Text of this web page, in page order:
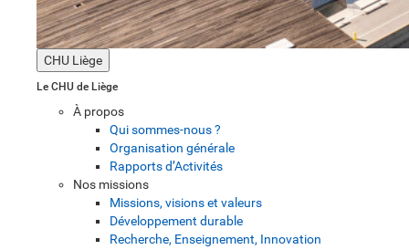
CHU Liège
Le CHU de Liège
À propos
Qui sommes-nous ?
Organisation générale
Rapports d’Activités
Nos missions
Missions, visions et valeurs
Développement durable
Recherche, Enseignement, Innovation